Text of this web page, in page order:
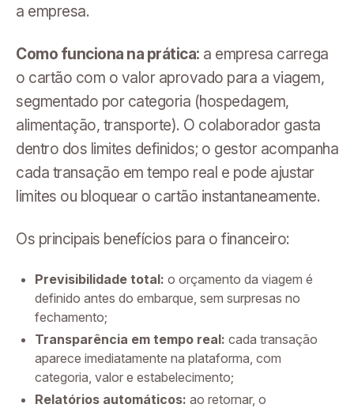
a empresa.
Como funciona na prática: a empresa carrega
o cartão com o valor aprovado para a viagem,
segmentado por categoria (hospedagem,
alimentação, transporte). O colaborador gasta
dentro dos limites definidos; o gestor acompanha
cada transação em tempo real e pode ajustar
limites ou bloquear o cartão instantaneamente.
Os principais benefícios para o financeiro:
Previsibilidade total: o orçamento da viagem é
definido antes do embarque, sem surpresas no
fechamento;
Transparência em tempo real: cada transação
aparece imediatamente na plataforma, com
categoria, valor e estabelecimento;
Relatórios automáticos: ao retornar, o